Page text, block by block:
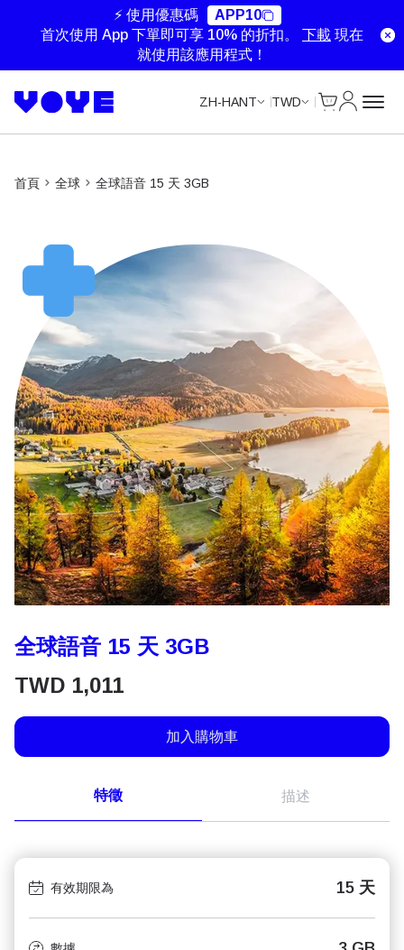
⚡ 使用優惠碼
APP10
首次使用 App 下單即可享 10% 的折扣。 下載 現在
就使用該應用程式！
ZH-HANT TWD
首頁 全球 全球語音 15 天 3GB
全球語音 15 天 3GB
TWD 1,011
加入購物車
特徵 描述
有效期限為 15 天